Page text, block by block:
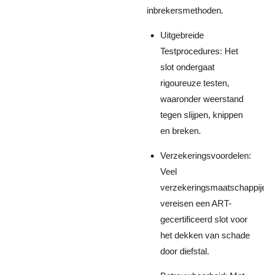
inbrekersmethoden.
Uitgebreide
Testprocedures: Het
slot ondergaat
rigoureuze testen,
waaronder weerstand
tegen slijpen, knippen
en breken.
Verzekeringsvoordelen:
Veel
vereisen een ART-
gecertificeerd slot voor
het dekken van schade
door diefstal.